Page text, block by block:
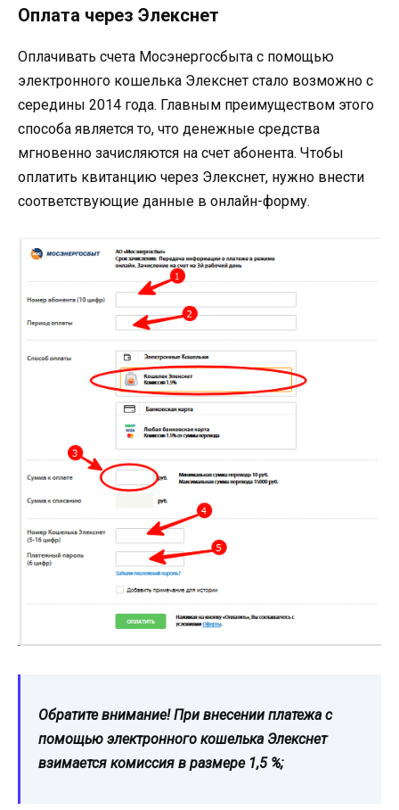
Оплата через Элекснет
Оплачивать счета Мосэнергосбыта с помощью
электронного кошелька Элекснет стало возможно с
середины 2014 года. Главным преимуществом этого
способа является то, что денежные средства
мгновенно зачисляются на счет абонента. Чтобы
оплатить квитанцию через Элекснет, нужно внести
соответствующие данные в онлайн-форму.
Обратите внимание! При внесении платежа с
помощью электронного кошелька Элекснет
взимается комиссия в размере 1,5 %;